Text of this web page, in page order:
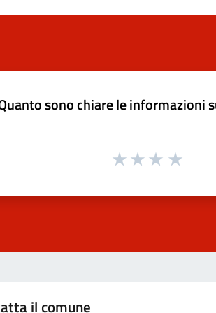
sono chiare le informazioni
il comune